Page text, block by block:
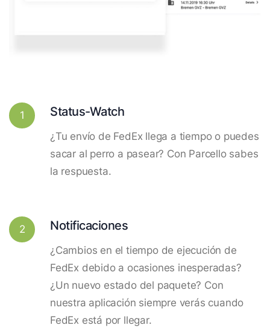
1 Status-Watch
¿Tu envío de FedEx llega a tiempo o puedes
sacar al perro a pasear? Con Parcello sabes
la respuesta.
2 Notificaciones
¿Cambios en el tiempo de ejecución de
FedEx debido a ocasiones inesperadas?
¿Un nuevo estado del paquete? Con
nuestra aplicación siempre verás cuando
FedEx está por llegar.